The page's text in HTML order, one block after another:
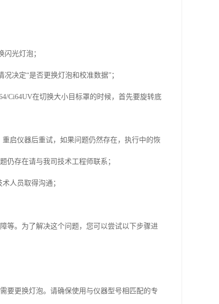
光灯泡；
决定“是否更换灯泡和校准数据”；
Ci64UV在切换大小目标罩的时候，首先要旋转底
启仪器后重试，如果问题仍然存在，执行中的恢
仍存在请与我司技术工程师联系；
人员取得沟通；
等。为了解决这个问题，您可以尝试以下步骤进
要更换灯泡。请确保使用与仪器型号相匹配的专